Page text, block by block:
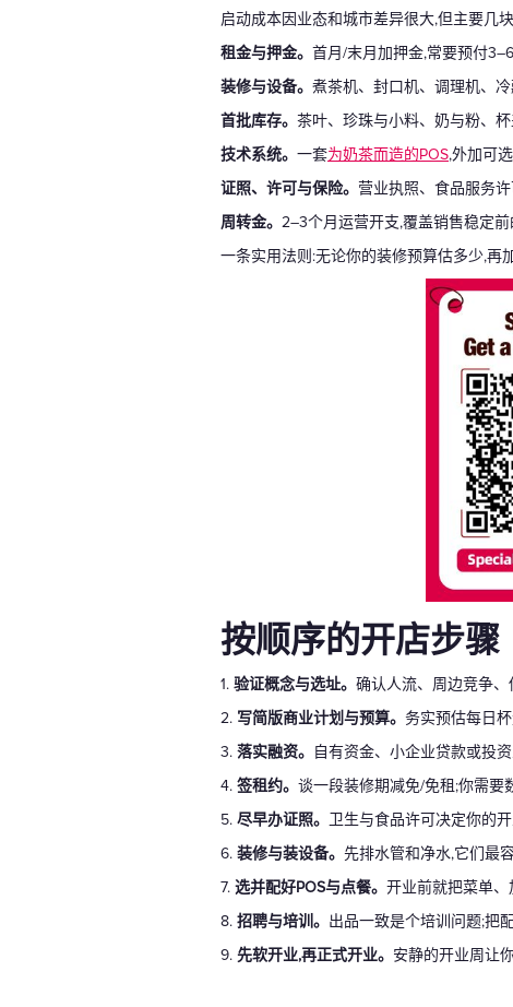
启动成本因业态和城市差异很大,但主要几
租金与押金。 首月/末月加押金,常要预付
装修与设备。 煮茶机、封口机、调理机、
首批库存。 茶叶、珍珠与小料、奶与粉、杯
技术系统。 一套为奶茶而造的POS,外加可
证照、许可与保险。 营业执照、食品服务
周转金。 2–3个月运营开支,覆盖销售稳定前
一条实用法则:无论你的装修预算估多少,再
按顺序的开店步骤
1. 验证概念与选址。 确认人流、周边竞争、
2. 写简版商业计划与预算。 务实预估每日
3. 落实融资。 自有资金、小企业贷款或投
4. 签租约。 谈一段装修期减免/免租;你需要
5. 尽早办证照。 卫生与食品许可决定你的
6. 装修与装设备。 先排水管和净水,它们最容
7. 选并配好POS与点餐。 开业前就把菜单、
8. 招聘与培训。 出品一致是个培训问题;把
9. 先软开业,再正式开业。 安静的开业周让